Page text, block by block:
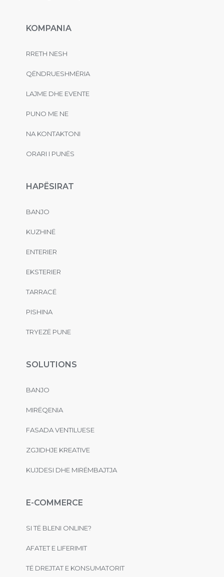
KOMPANIA
RRETH NESH
QËNDRUESHMËRIA
LAJME DHE EVENTE
PUNO ME NE
NA KONTAKTONI
ORARI I PUNËS
HAPËSIRAT
BANJO
KUZHINË
ENTERIER
EKSTERIER
TARRACË
PISHINA
TRYEZË PUNE
SOLUTIONS
BANJO
MIRËQENIA
FASADA VENTILUESE
ZGJIDHJE KREATIVE
KUJDESI DHE MIRËMBAJTJA
E-COMMERCE
SI TË BLENI ONLINE?
AFATET E LIFERIMIT
TË DREJTAT E KONSUMATORIT